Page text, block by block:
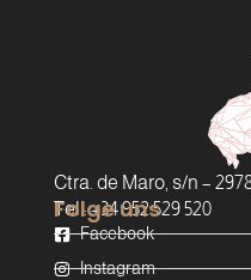
Ctra. de Maro, s/n –
Tel.: +34 952 529 520
Folge uns
Facebook
Instagram